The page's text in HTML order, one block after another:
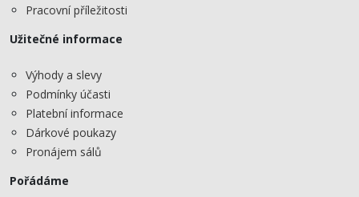
Pracovní příležitosti
Užitečné informace
Výhody a slevy
Podmínky účasti
Platební informace
Dárkové poukazy
Pronájem sálů
Pořádáme